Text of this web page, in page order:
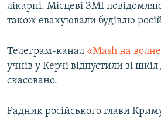
лікарні. Місцеві ЗМІ
також евакуювали будівлю
Телеграм-канал «Mash на
учнів у Керчі відпустили зі
скасовано.
Радник російського глави